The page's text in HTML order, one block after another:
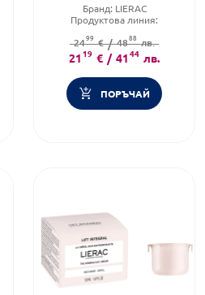
Бранд: LIERAC
Продуктова линия:
Форма на продукта:крем
2499 € / 4888 лв.
2119 € / 4144 лв.
ПОРЪЧАЙ